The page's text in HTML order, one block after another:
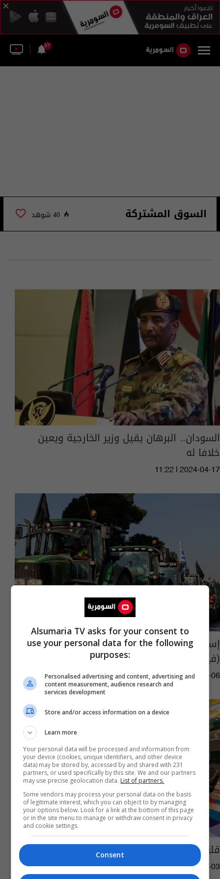
37
السوق المشتركة 40 شوهد
السودان.. البرهان يقيل وزير الخارجية ويعين
خلافا له
11:22 | 2024-04-17
إسبانيا.. المزارعون يغلقون جميع الطرق بالجرارات
(فيديو)
08:34 | 2024-02-06
قلق أوروبي من قلة التواصل بين برلين وباريس
12:27 | 2023-10-03
Alsumaria TV asks for your consent to
use your personal data for the following
purposes:
Personalised advertising and content, advertising and
content measurement, audience research and
services development
Store and/or access information on a device
Learn more
Your personal data will be processed and information from
your device (cookies, unique identifiers, and other device
data) may be stored by, accessed by and shared with 231
partners, or used specifically by this site. We and our partners
may use precise geolocation data. List of partners.
Some vendors may process your personal data on the basis
of legitimate interest, which you can object to by managing
your options below. Look for a link at the bottom of this page
or in the site menu to manage or withdraw consent in privacy
and cookie settings.
Consent